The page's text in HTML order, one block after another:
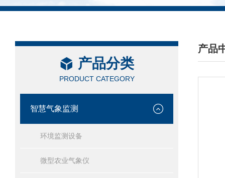
产品分类
PRODUCT CATEGORY
智慧气象监测
环境监测设备
微型农业气象仪
产品
/